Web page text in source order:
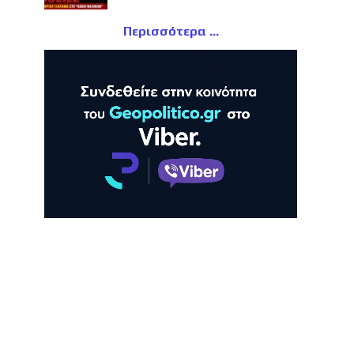
Περισσότερα